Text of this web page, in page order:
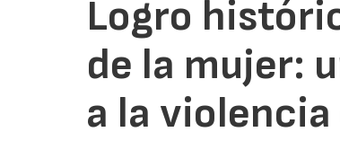
Logro
de la mujer:
a la